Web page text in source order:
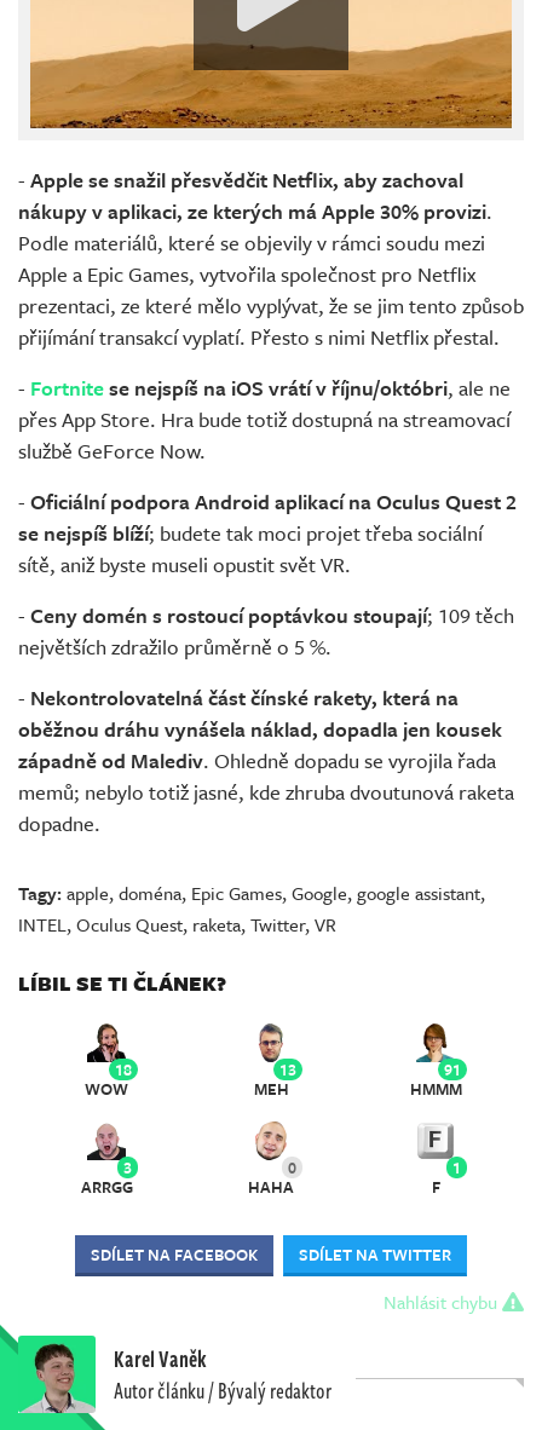
- Apple se snažil přesvědčit Netflix, aby zachoval
nákupy v aplikaci, ze kterých má Apple 30% provizi.
Podle materiálů, které se objevily v rámci soudu mezi
Apple a Epic Games, vytvořila společnost pro Netflix
prezentaci, ze které mělo vyplývat, že se jim tento způsob
přijímání transakcí vyplatí. Přesto s nimi Netflix přestal.
- Fortnitese nejspíš na iOS vrátí v říjnu/októbri, ale ne
přes App Store. Hra bude totiž dostupná na streamovací
službě GeForce Now.
- Oficiální podpora Android aplikací na Oculus Quest 2
se nejspíš blíží; budete tak moci projet třeba sociální
sítě, aniž byste museli opustit svět VR.
- Ceny domén s rostoucí poptávkou stoupají; 109 těch
největších zdražilo průměrně o 5 %.
- Nekontrolovatelná část čínské rakety, která na
oběžnou dráhu vynášela náklad, dopadla jen kousek
západně od Malediv. Ohledně dopadu se vyrojila řada
memů; nebylo totiž jasné, kde zhruba dvoutunová raketa
dopadne.
Tagy:apple,doména, Epic Games,Google,google assistant,
INTEL,Oculus Quest, raketa,Twitter,VR
LÍBIL SE TI ČLÁNEK?
18
WOW
13
MEH
91
HMMM
3
ARRGG
0
HAHA
1
F
SDÍLET NA FACEBOOK SDÍLET NA TWITTER
Nahlásit chybu
Karel Vaněk
Autor článku / Bývalý redaktor